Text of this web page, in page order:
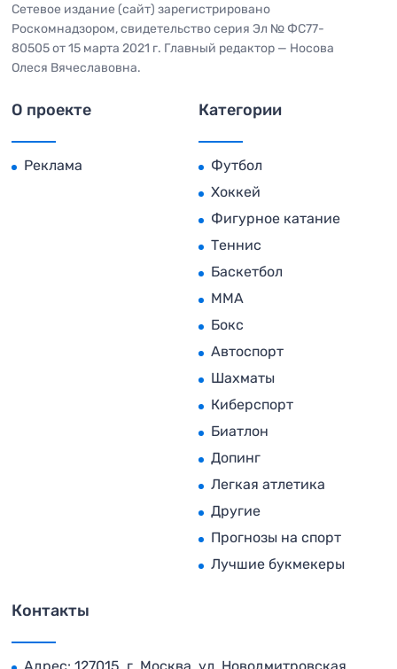
Сетевое издание (сайт) зарегистрировано
Роскомнадзором, свидетельство серия Эл № ФС77-
80505 от 15 марта 2021 г. Главный редактор — Носова
Олеся Вячеславовна.
О проекте
Реклама
Категории
Футбол
Хоккей
Фигурное катание
Теннис
Баскетбол
MMA
Бокс
Автоспорт
Шахматы
Киберспорт
Биатлон
Допинг
Легкая атлетика
Другие
Прогнозы на спорт
Лучшие букмекеры
Контакты